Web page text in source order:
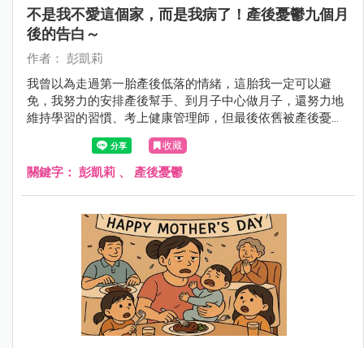
不是我不愛這個家，而是我病了！產後憂鬱九個月
後的告白～
作者： 彭凱莉
我曾以為走過第一胎產後低落的情緒，這胎我一定可以避
免，我努力的安排產後幫手、到月子中心做月子，還努力地
維持學習的習慣、考上健康管理師，但最後依舊被產後憂鬱
神不知鬼不覺的侵入了！
收藏
關鍵字： 彭凱莉 、 產後憂鬱